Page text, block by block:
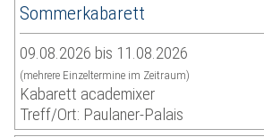
Sommerkabarett
09.08.2026 bis 11.08.2026
(mehrere Einzeltermine im Zeitraum)
Kabarett academixer
Treff/Ort: Paulaner-Palais